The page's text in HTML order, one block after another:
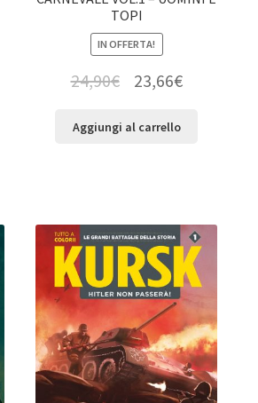
TOPI
IN OFFERTA!
24,90€ 23,66€
Aggiungi al carrello